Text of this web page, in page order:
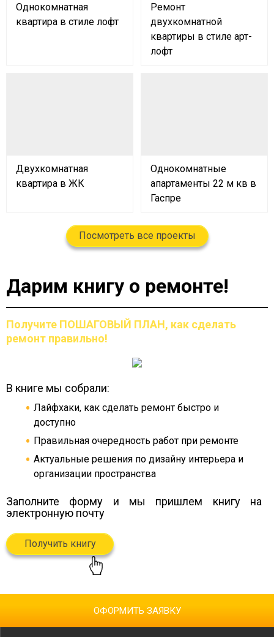
Однокомнатная
квартира в стиле лофт
Ремонт
двухкомнатной
квартиры в стиле арт-
лофт
Двухкомнатная
квартира в ЖК
Однокомнатные
апартаменты 22 м кв в
Гаспре
Посмотреть все проекты
Дарим книгу о ремонте!
Получите ПОШАГОВЫЙ ПЛАН, как сделать
ремонт правильно!
В книге мы собрали:
Лайфхаки, как сделать ремонт быстро и
доступно
Правильная очередность работ при ремонте
Актуальные решения по дизайну интерьера и
организации пространства
Заполните форму и мы пришлем книгу на
электронную почту
Получить книгу
ОФОРМИТЬ ЗАЯВКУ